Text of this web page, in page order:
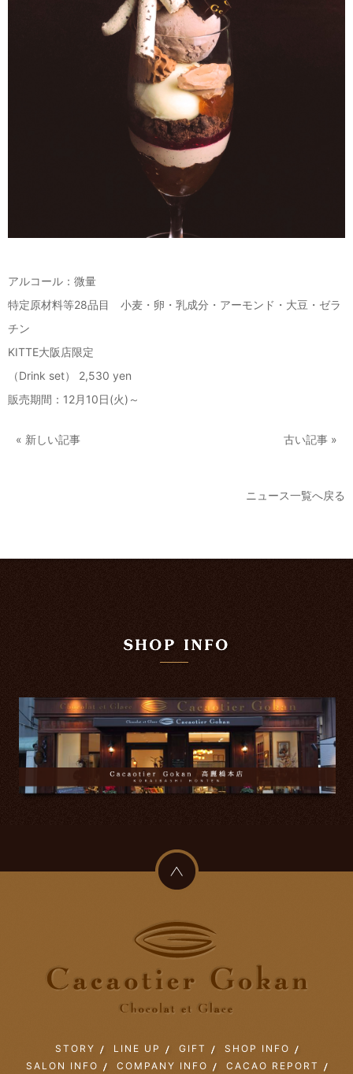
アルコール：微量
特定原材料等28品目 小麦・卵・乳成分・アーモンド・大豆・ゼラ
チン
KITTE大阪店限定
（Drink set） 2,530 yen
販売期間：12月10日(火)～
古い記事 »
« 新しい記事
ニュース一覧へ戻る
STORY LINE UP GIFT
SHOP INFO
SALON INFO
COMPANY INFO CACAO REPORT